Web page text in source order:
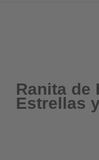
Ranita de
Estrellas